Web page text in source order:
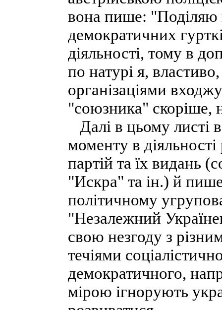
вона пише: "Поділяю
демократичних
діяльності, тому в
по натурі я,
організаціями
"союзника" скоріше,
Далі в цьому листі
моменту в
партій та їх видань
"Искра" та ін.) й
політичному
"Незалежний
свою незгоду з
течіями
демократичного,
мірою ігнорують